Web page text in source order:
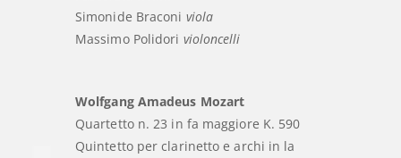
Simonide Braconi viola
Massimo Polidori violoncelli
Wolfgang Amadeus Mozart
Quartetto n. 23 in fa maggiore K. 590
Quintetto per clarinetto e archi in la